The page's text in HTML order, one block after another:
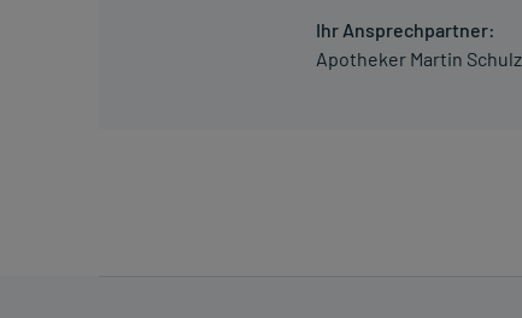
Dosierung. Im Zweifelsfalle fragen Sie Ihren
Ihr Ansprechpartner:
Apotheker Martin